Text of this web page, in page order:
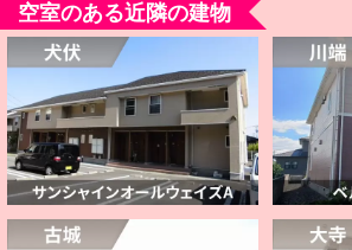
空室のある近隣の建物